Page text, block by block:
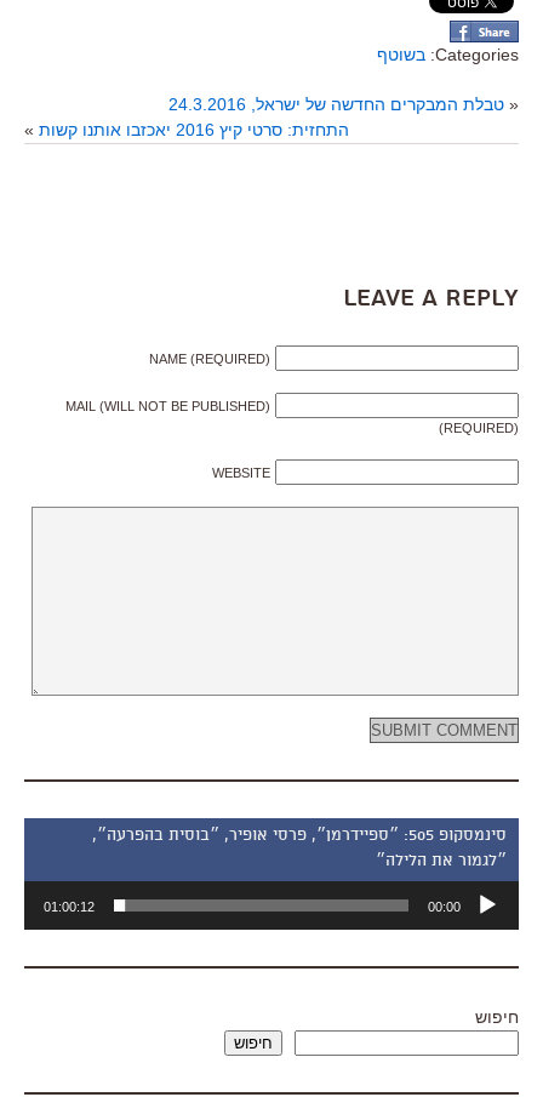
Categories: בשוטף
« טבלת המבקרים החדשה של ישראל, 24.3.2016
התחזית: סרטי קיץ 2016 יאכזבו אותנו קשות
»
Leave a Reply
NAME (REQUIRED)
MAIL (WILL NOT BE PUBLISHED)
(REQUIRED)
WEBSITE
סינמסקופ 505: ״ספיידרמן״, פרסי אופיר, ״בוסית בהפרעה״,
״לגמור את הלילה״
אודיו
00:00
01:00:12
חיפוש
חיפוש